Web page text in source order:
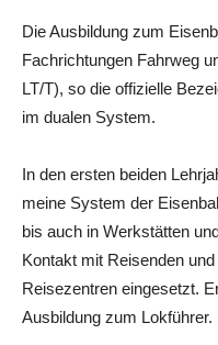
Die Aus­bil­dung zum
Fach­rich­tun­gen Fahr­weg
LT/T), so die offi­zi­el­le
im dua­len System.
In den ers­ten bei­den
mei­ne Sys­tem der
bis auch in Werk­stät­ten
Kon­takt mit Rei­sen­den
Rei­se­zen­tren ein­ge­setzt.
Aus­bil­dung zum Lokführer.